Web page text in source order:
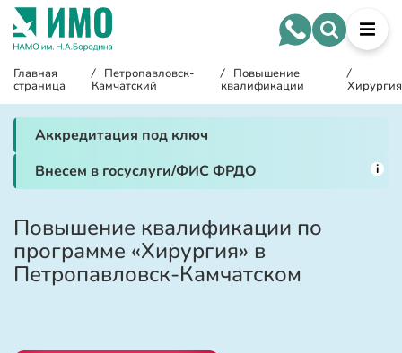
Главная
страница
/ Петропавловск-
Камчатский
/ Повышение
квалификации
/
Хирургия
Аккредитация под ключ
Внесем в госуслуги/ФИС ФРДО
i
Повышение квалификации по
программе «Хирургия» в
Петропавловск-Камчатском